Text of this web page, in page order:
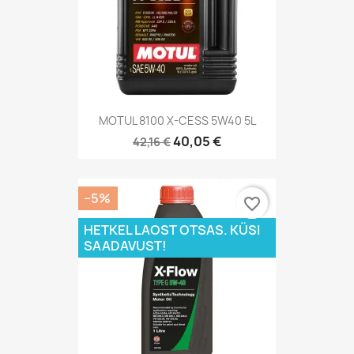
MOTUL 8100 X-CESS 5W40 5L
42,16 €40,05 €
−5%
HETKEL LAOST OTSAS. KÜSI
SAADAVUST!
favorite_border